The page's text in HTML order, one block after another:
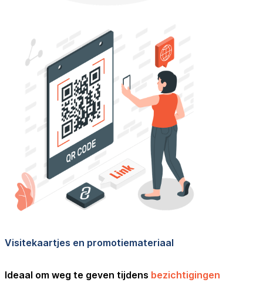
Visitekaartjes en promotiemateriaal
Ideaal om weg te geven tijdens bezichtigingen